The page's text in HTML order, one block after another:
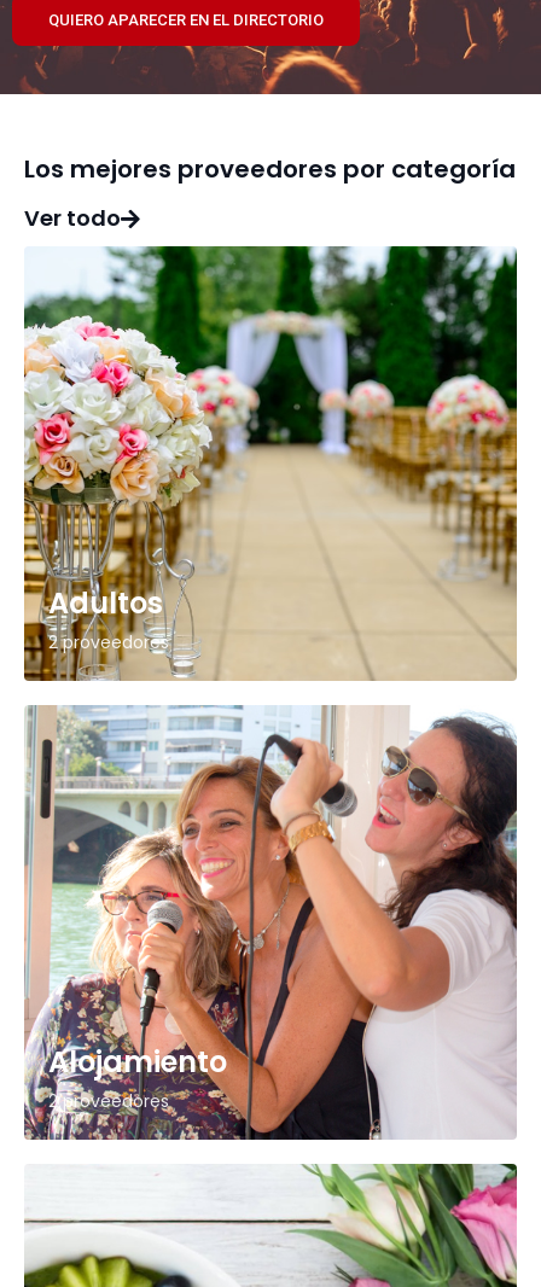
QUIERO APARECER EN EL DIRECTORIO
Los mejores proveedores por categoría
Ver todo
Adultos
2 proveedores
Alojamiento
2 proveedores